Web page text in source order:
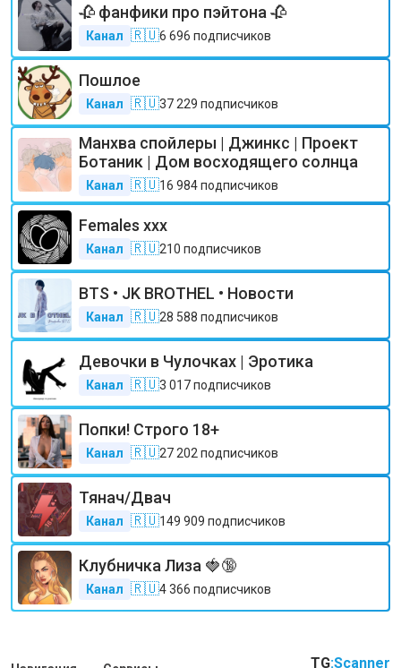
🥀 фанфики про пэйтона 🥀
Канал 🇷🇺6 696 подписчиков
Пошлое
Канал 🇷🇺37 229 подписчиков
Манхва спойлеры | Джинкс | Проект
Ботаник | Дом восходящего солнца
Канал 🇷🇺16 984подписчиков
Females xxx
Канал 🇷🇺210 подписчиков
BTS • JK BROTHEL • Новости
Канал 🇷🇺28 588 подписчиков
Девочки в Чулочках | Эротика
Канал 🇷🇺3 017подписчиков
Попки! Строго 18+
Канал 🇷🇺27 202 подписчиков
Тянач/Двач
Канал 🇷🇺149 909 подписчиков
Клубничка Лиза 🍓🔞
Канал 🇷🇺4 366 подписчиков
TG:Scanner